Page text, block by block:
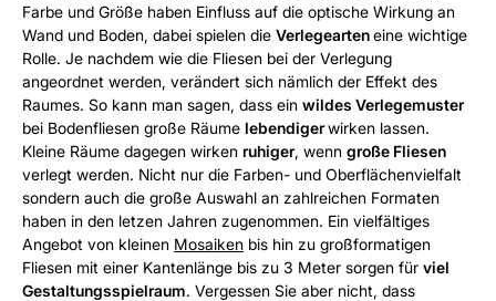
Farbe und Größe haben Einfluss auf die optische Wirkung an
Wand und Boden, dabei spielen die Verlegearteneine wichtige
Rolle. Je nachdem wie die Fliesen bei der Verlegung
angeordnet werden, verändert sich nämlich der Effekt des
Raumes. So kann man sagen, dass ein wildes Verlegemuster
bei Bodenfliesen große Räume lebendigerwirken lassen.
Kleine Räume dagegen wirken ruhiger, wenn große Fliesen
verlegt werden. Nicht nur die Farben- und Oberflächenvielfalt
sondern auch die große Auswahl an zahlreichen Formaten
haben in den letzen Jahren zugenommen. Ein vielfältiges
Angebot von kleinen Mosaiken bis hin zu großformatigen
Fliesen mit einer Kantenlänge bis zu 3 Meter sorgen für viel
Gestaltungsspielraum. Vergessen Sie aber nicht, dass